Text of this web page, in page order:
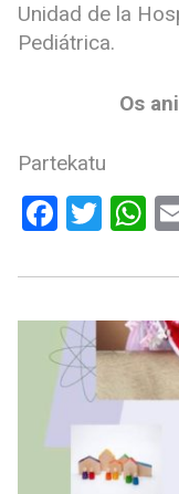
Unidad de la
Pediátrica.
Os
Partekatu